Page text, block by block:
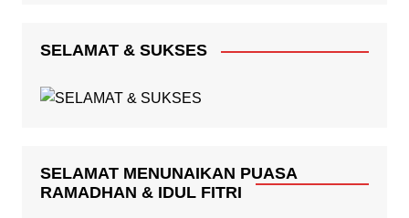
SELAMAT & SUKSES
SELAMAT MENUNAIKAN PUASA
RAMADHAN & IDUL FITRI